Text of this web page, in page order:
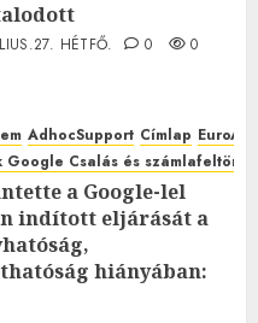
HÉTFŐ. 0 0
AdhocSupport Címlap
Google Csalás és
a Google-lel
indított eljárását a
hiányában: